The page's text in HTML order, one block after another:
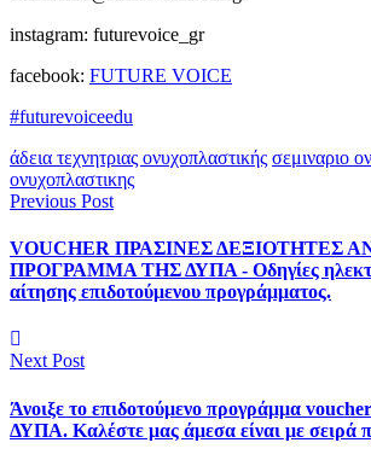
instagram: futurevoice_gr
facebook: FUTURE VOICE
#futurevoiceedu
άδεια τεχνητριας ονυχοπλαστικής σεμιναριο
ονυχοπλαστικης
Previous Post
VOUCΗER ΠΡΑΣΙΝΕΣ ΔΕΞΙΟΤΗΤΕΣ
ΠΡΟΓΡΑΜΜΑ ΤΗΣ ΔΥΠΑ - Οδηγίες
αίτησης επιδοτούμενου προγράμματος.
Next Post
Άνοιξε το επιδοτούμενο προγράμμα
ΔΥΠΑ. Καλέστε μας άμεσα είναι με σειρά